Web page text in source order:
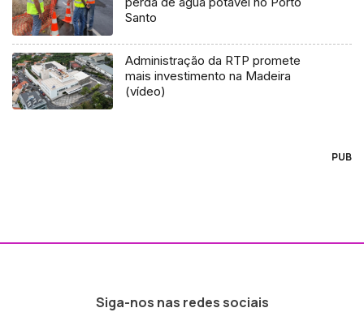
Santo
Administração da RTP promete
mais investimento na Madeira
(vídeo)
PUB
Siga-nos nas redes sociais